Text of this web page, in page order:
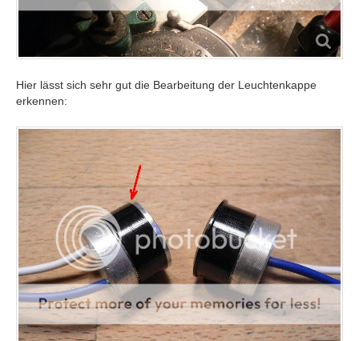
Hier lässt sich sehr gut die Bearbeitung der Leuchtenkappe
erkennen: